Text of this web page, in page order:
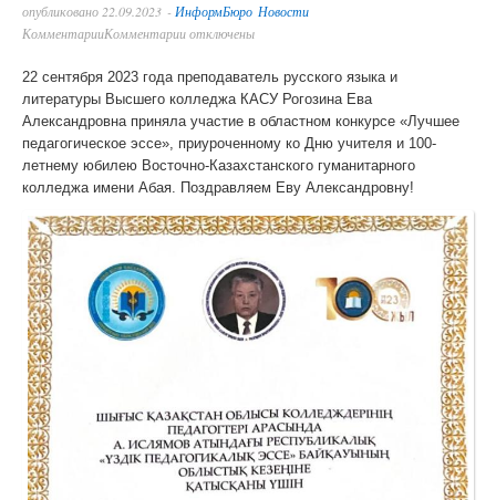
опубликовано 22.09.2023 - ИнформБюро Новости
КомментарииКомментарии отключены
22 сентября 2023 года преподаватель русского языка и
литературы Высшего колледжа КАСУ Рогозина Ева
Александровна приняла участие в областном конкурсе «Лучшее
педагогическое эссе», приуроченному ко Дню учителя и 100-
летнему юбилею Восточно-Казахстанского гуманитарного
колледжа имени Абая. Поздравляем Еву Александровну!